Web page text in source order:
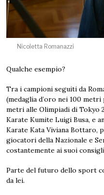
Nicoletta Romanazzi
Qualche esempio?
Tra i campioni seguiti da
(medaglia d’oro nei 100
metri alle Olimpiadi di Tokyo
Karate Kumite Luigi Busa, e
Karate Kata Viviana Bottaro,
giocatori della Nazionale e
costantemente ai suoi
Parte del futuro dello sport
da lei.